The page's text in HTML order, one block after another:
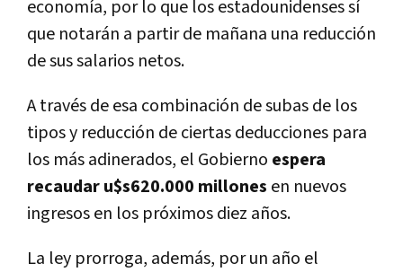
economía, por lo que los estadounidenses sí
que notarán a partir de mañana una reducción
de sus salarios netos.
A través de esa combinación de subas de los
tipos y reducción de ciertas deducciones para
los más adinerados, el Gobierno espera
recaudar u$s620.000 millones en nuevos
ingresos en los próximos diez años.
La ley prorroga, además, por un año el